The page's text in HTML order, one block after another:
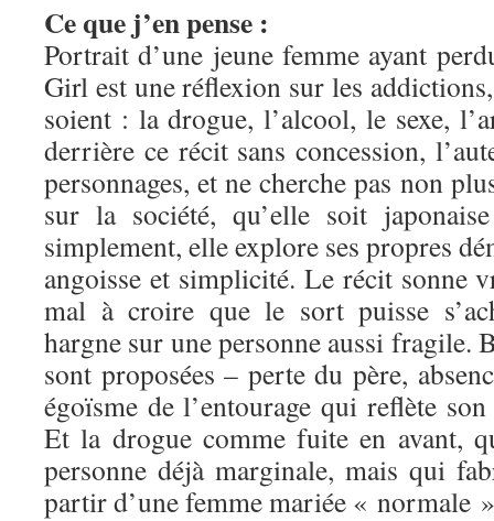
Ce que j’en pense :
Portrait d’une jeune femme ayant
Girl est une réflexion sur les
soient : la drogue, l’alcool, le sexe,
derrière ce récit sans concession,
personnages, et ne cherche pas non
sur la société, qu’elle soit
simplement, elle explore ses propres
angoisse et simplicité. Le récit sonne
mal à croire que le sort puisse
hargne sur une personne aussi fragile.
sont proposées – perte du père,
égoïsme de l’entourage qui reflète
Et la drogue comme fuite en avant,
personne déjà marginale, mais qui
partir d’une femme mariée « normale